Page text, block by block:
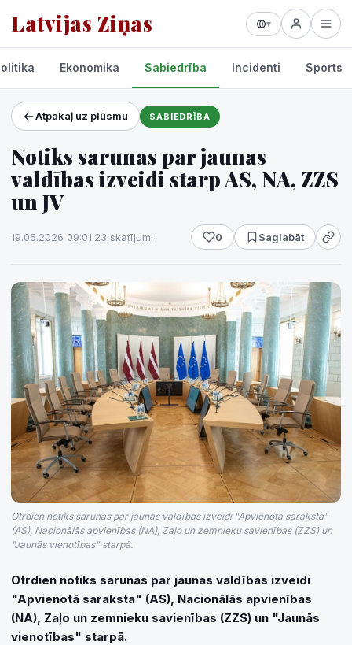
Latvijas Ziņas ▾
Projekti un pakalpojumi
Laikapstākļi
Ekonomika Sabiedrība Incidenti Sports
Atpakaļ uz plūsmu SABIEDRĪBA
Notiks sarunas par jaunas
valdības izveidi starp AS, NA, ZZS
un JV
19.05.2026 09:01·23 skatījumi 0 Saglabāt
Otrdien notiks sarunas par jaunas valdības izveidi "Apvienotā saraksta"
(AS), Nacionālās apvienības (NA), Zaļo un zemnieku savienības (ZZS) un
"Jaunās vienotības" starpā.
Otrdien notiks sarunas par jaunas valdības izveidi
"Apvienotā saraksta" (AS), Nacionālās apvienības
(NA), Zaļo un zemnieku savienības (ZZS) un "Jaunās
vienotības" starpā.